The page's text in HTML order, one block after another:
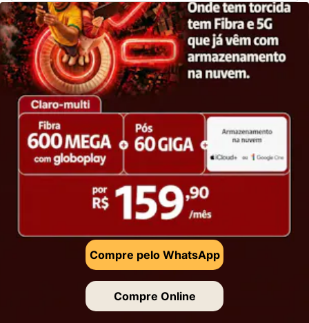
Compre pelo WhatsApp
Compre Online